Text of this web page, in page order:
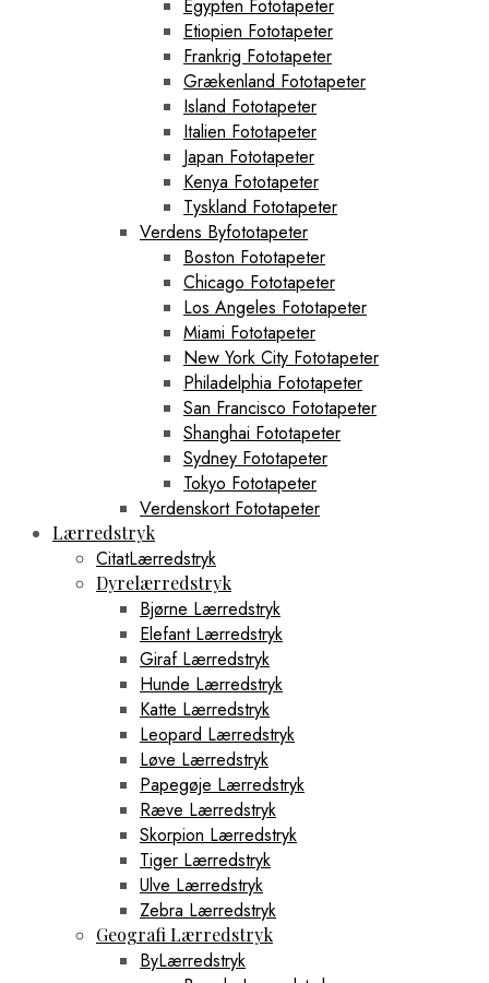
Egypten Fototapeter
Etiopien Fototapeter
Frankrig Fototapeter
Grækenland Fototapeter
Island Fototapeter
Italien Fototapeter
Japan Fototapeter
Kenya Fototapeter
Tyskland Fototapeter
Verdens Byfototapeter
Boston Fototapeter
Chicago Fototapeter
Los Angeles Fototapeter
Miami Fototapeter
New York City Fototapeter
Philadelphia Fototapeter
San Francisco Fototapeter
Shanghai Fototapeter
Sydney Fototapeter
Tokyo Fototapeter
Verdenskort Fototapeter
Lærredstryk
CitatLærredstryk
Dyrelærredstryk
Bjørne Lærredstryk
Elefant Lærredstryk
Giraf Lærredstryk
Hunde Lærredstryk
Katte Lærredstryk
Leopard Lærredstryk
Løve Lærredstryk
Papegøje Lærredstryk
Ræve Lærredstryk
Skorpion Lærredstryk
Tiger Lærredstryk
Ulve Lærredstryk
Zebra Lærredstryk
Geografi Lærredstryk
ByLærredstryk